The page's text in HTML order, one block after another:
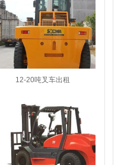
12-20吨叉车出租